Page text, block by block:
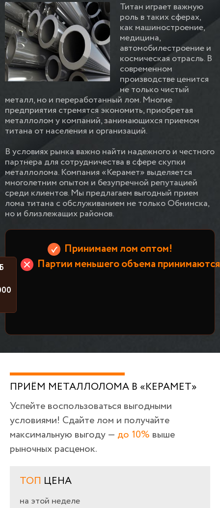
Титан играет важную
роль в таких сферах,
как машиностроение,
медицина,
автомобилестроение и
космическая отрасль. В
современном
производстве ценится
не только чистый
металл, но и переработанный лом. Многие
предприятия стремятся экономить, приобретая
металлолом у компаний, занимающихся приемом
титана от населения и организаций.
В условиях рынка важно найти надежного и честного
партнера для сотрудничества в сфере скупки
металлолома. Компания «Керамет» выделяется
многолетним опытом и безупречной репутацией
среди клиентов. Мы предлагаем выгодный прием
лома титана с обслуживанием не только Обнинска,
но и близлежащих районов.
Принимаем лом оптом!
Партии меньшего объема
ПРИЁМ МЕТАЛЛОЛОМА В «КЕРАМЕТ»
Успейте воспользоваться выгодными
условиями! Сдайте лом и получайте
максимальную выгоду — до 10% выше
рыночных расценок.
ТОП ЦЕНА
на этой неделе